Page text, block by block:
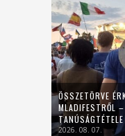
ÖSSZETÖRVE
MLADIFESTRŐL
TANÚSÁGTÉTELE
2026. 08. 07.